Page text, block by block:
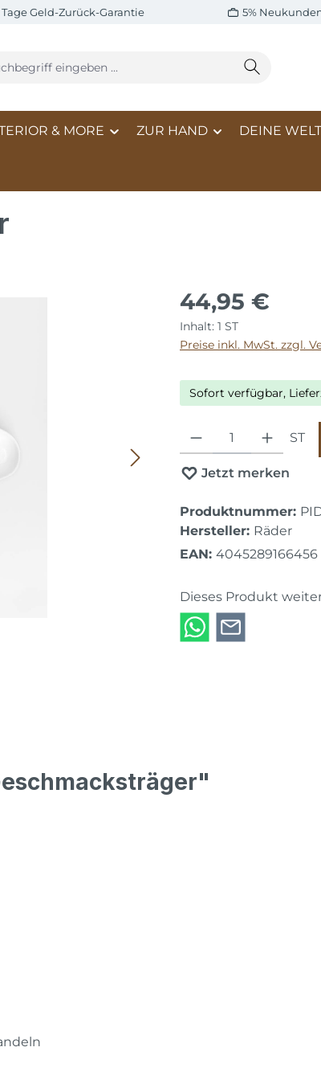
Tage Geld-Zurück-Garantie 5%
& MORE ZUR HAND DEINE WELT
44,95 €
Inhalt: 1 ST
Preise inkl. MwSt. zzgl.
Sofort verfügbar,
Produkt Anzahl: Gib
ST
Jetzt merken
Produktnummer:
Hersteller: Räder
EAN: 4045289166456
Dieses Produkt